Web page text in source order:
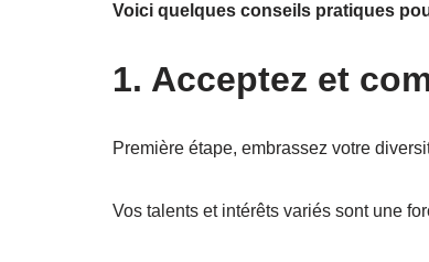
Voici quelques conseils pratiques
1. Acceptez et
Première étape, embrassez votre
Vos talents et intérêts variés sont une